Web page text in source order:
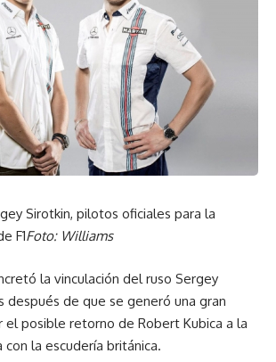
Sirotkin, pilotos oficiales para la
F1Foto: Williams
la vinculación del ruso Sergey
después de que se generó una gran
el posible retorno de Robert Kubica a la
la escudería británica.